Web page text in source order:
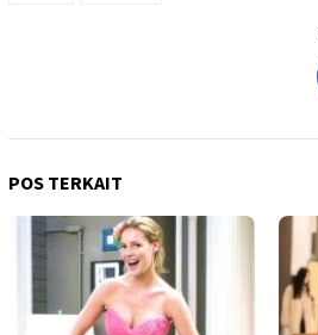
POS TERKAIT